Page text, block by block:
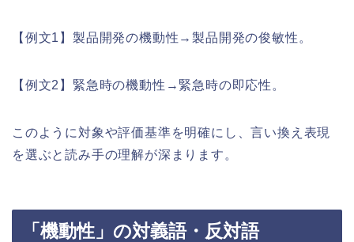
【例文1】製品開発の機動性→製品開発の俊敏性。
【例文2】緊急時の機動性→緊急時の即応性。
このように対象や評価基準を明確にし、言い換え表現
を選ぶと読み手の理解が深まります。
「機動性」の対義語・反対語